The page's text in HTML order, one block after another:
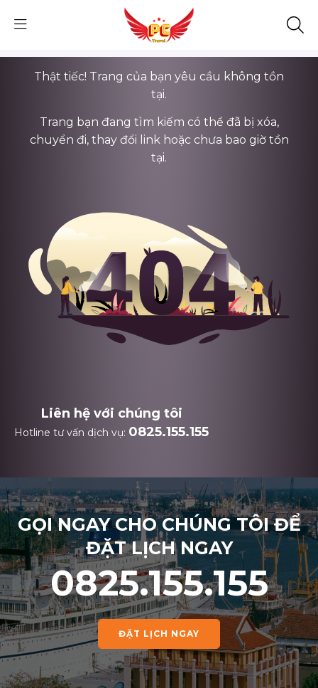
Thật tiếc! Trang của bạn yêu cầu không tồn
tại.
Trang bạn đang tìm kiếm có thể đã bị xóa,
chuyển đi, thay đổi link hoặc chưa bao giờ tồn
tại.
Liên hệ với chúng tôi
Hotline tư vấn dịch vụ: 0825.155.155
GỌI NGAY CHO CHÚNG TÔI ĐỂ
ĐẶT LỊCH NGAY
0825.155.155
ĐẶT LỊCH NGAY